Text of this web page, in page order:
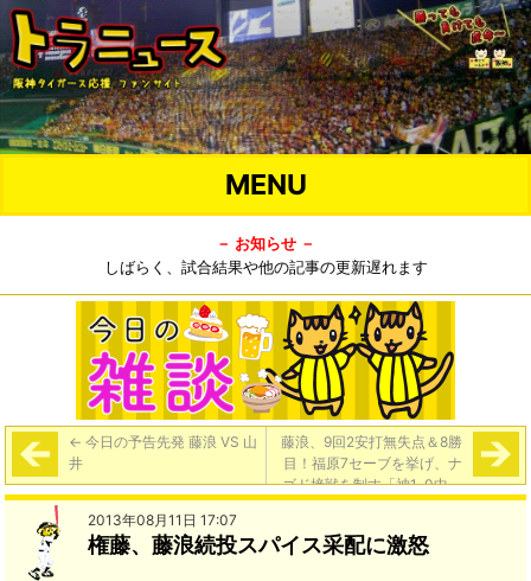
MENU
－ お知らせ －
しばらく、試合結果や他の記事の更新遅れます
← 今日の予告先発 藤浪 VS 山
井
藤浪、9回2安打無失点＆8勝
目！福原7セーブを挙げ、ナ
ゴド接戦を制す「神1-0中」
→
2013年08月11日 17:07
権藤、藤浪続投スパイス采配に激怒